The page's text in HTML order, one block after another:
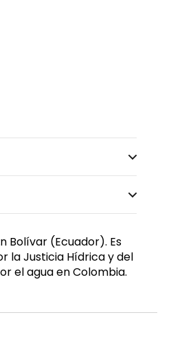
Bolívar (Ecuador). Es
la Justicia Hídrica y del
el agua en Colombia.